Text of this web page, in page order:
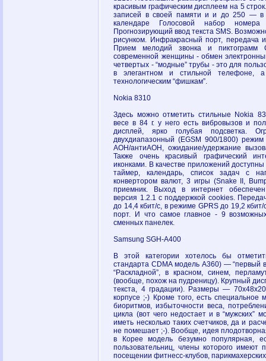
красивым графическим дисплеем на 5
записей в своей памяти и и до 250 — в
календаре Голосовой набор
Прогнозирующий ввод текста SMS.
рисунком. Инфракрасный порт, передача
Прием мелодий звонка и
современной женщины - обмен
четвертых - “модные” трубы - это для
в элегантном и стильной телефоне,
технологическим “фишкам”.
Nokia 8310
Здесь можно отметить стильные Nokia
весе в 84 г. у него есть вибровызов и
дисплей, ярко голубая подсветка.
двухдиапазонный (EGSM 900/1800)
АОН/антиАОН, ожидание/удержание
Также очень красивый графический
иконками. В качестве приложений
таймер, календарь, список задач с
конвертором валют, 3 игры (Snake II,
приемник. Выход в интернет
версия 1.2.1 с поддержкой cookies.
до 14,4 кбит/с, в режиме GPRS до 19,2
порт. И что самое главное - 9
сменных панелек.
Samsung SGH-A400
В этой категории хотелось бы
стандарта CDMA модель A360) —
“Раскладной”, в красном, синем,
(вообще, похож на пудреницу). Крупный
текста, 4 градации). Размеры —
корпусе ;-) Кроме того, есть
биоритмов, избыточности веса,
цикла (вот чего недостает и в “мужских”
иметь несколько таких счетчиков, да и
не помешает ;-). Вообще, идея
в Корее модель безумно популярная,
пользовательниц, члены которого имеют
посещении фитнесс-клубов,